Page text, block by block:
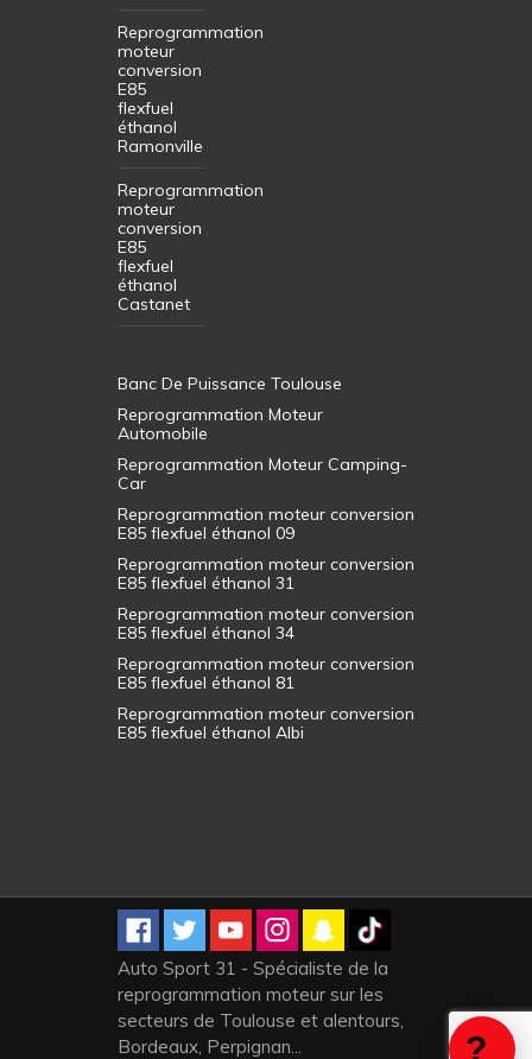
Reprogrammation
moteur
conversion
E85
flexfuel
éthanol
Ramonville
Reprogrammation
moteur
conversion
E85
flexfuel
éthanol
Castanet
Banc De Puissance Toulouse
Reprogrammation Moteur
Automobile
Reprogrammation Moteur Camping-
Car
Reprogrammation moteur conversion
E85 flexfuel éthanol 09
Reprogrammation moteur conversion
E85 flexfuel éthanol 31
Reprogrammation moteur conversion
E85 flexfuel éthanol 34
Reprogrammation moteur conversion
E85 flexfuel éthanol 81
Reprogrammation moteur conversion
E85 flexfuel éthanol Albi
Auto Sport 31 - Spécialiste de la
reprogrammation moteur sur les
secteurs de Toulouse et alentours,
Bordeaux, Perpignan...